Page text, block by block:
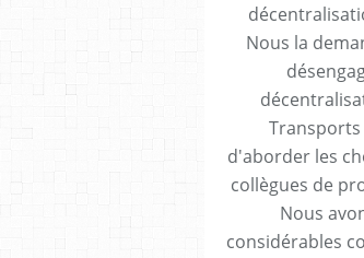
Nous la
Transports
d'aborder les
collègues de
Nous
considérables